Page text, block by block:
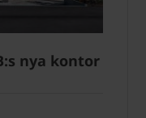
nya kontor